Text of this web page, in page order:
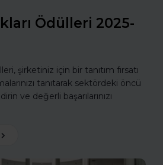
Ödülleri 2025-
şirketiniz için bir tanıtım fırsatı
tanıtarak sektördeki öncü
ve değerli başarılarınızı